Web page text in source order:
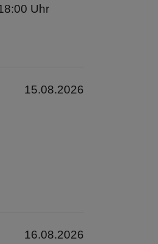
Uhr
15.08.2026
16.08.2026